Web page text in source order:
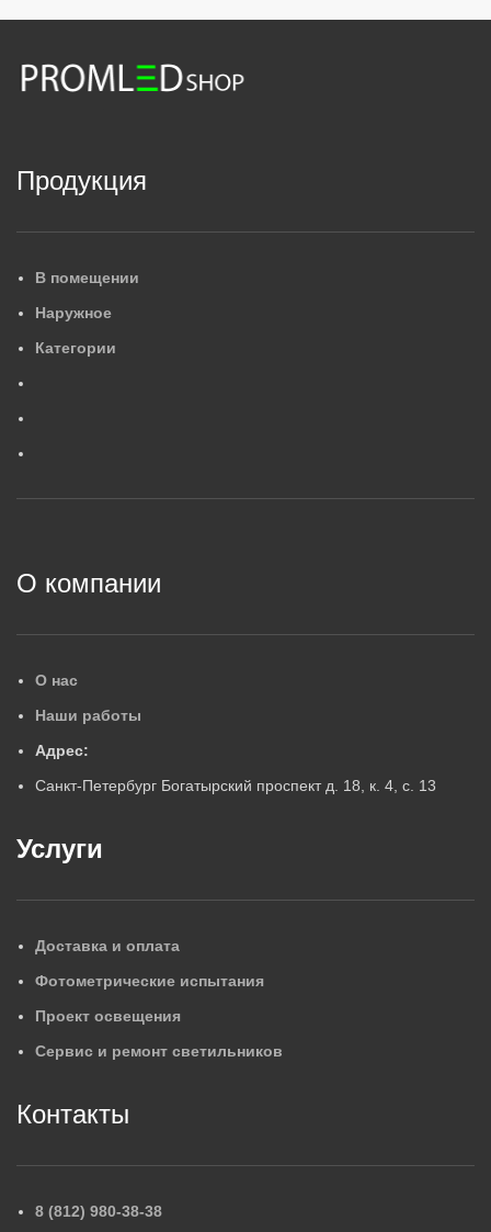
Продукция
В помещении
Наружное
Категории
О компании
О нас
Наши работы
Адрес:
Санкт-Петербург Богатырский проспект д. 18, к. 4, с. 13
Услуги
Доставка и оплата
Фотометрические испытания
Проект освещения
Сервис и ремонт светильников
Контакты
8 (812) 980-38-38